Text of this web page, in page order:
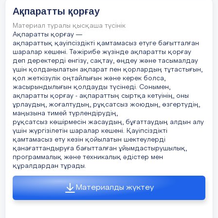
топография және басқа ғылымдарға
С- деңгей
8. «Қазіргі Қазақстандағы авторлық
зерттеу жүргізіңіз. Зерттеу нәтижесін
жасанды интеллектіні пайдалану)
8 -тапсырманы мұғалім жеке
ЖИ-ді пайдаланған кезде оның
заңнамасына толық сәйкес келе
3 минут
5. “Басқа біреудің видеосын
6. “Ашық дереккөзден ақпарат алып,
→заңды
7.« Фильмді пираттық сайттан жүктеу
→заңсыз
8.Біреудің жұмысын көшіріп, өзіңнің
заңсыз
миут, 8 тапсырмаға 16 минут)
Activity. Жауап Авторлық құқық дегеніміз - иесіне
идеяларды немесе идея негізінде жасаған жұмыс
нәтижесіне айрықша құқық беретін құжат.
Мысалы: кітаптар, веб-сайттар, логотиптер, өнер
туындылары, жарнамалар, өнер және мүсін,
фотосуреттер, суреттер, графикалық
дизайндарға барлығына авторлық құқық алуға
болады. Патент - бұл өнертапқышқа жасалған
өнертабысына немесе зияткерлік туындыға
белгілі бір мерзімге берілетін ерекше мүліктік
құқық.
5 слайд
1-тапсырма Қолтаңба мен сандық қолтаңба
арасындағы айырмашылықтар мен ұқсастықтарды
талқылаңыз. ұқсастықтар айырмашылықтар
қолтаңба сандық қолтаңба
6 слайд
Топтық жұмыс. ЭЦҚ процесінде хэшинг пен
шифрлаудың рөлін зерттеңіз: хэштеу, ашық және
жеке кілттер 2-тапсырма 1)Топта зерттеу
жұмыстары. 2)Постер жасау. ЭЦҚ- ның
Ақпаратты қорғау
Материал туралы қысқаша түсінік
Ақпаратты қорғау —
ақпараттық қауіпсіздікті қамтамасыз етуге бағытталған
шаралар кешені. Тәжірибе жүзінде ақпаратты қорғау
деп деректерді енгізу, сақтау, өңдеу және тасымалдау
үшін қолданылатын ақпарат пен қорлардың тұтастығын,
қол жеткізулік оңтайлығын және керек болса,
жасырындылығын қолдауды түсінеді. Сонымен,
ақпаратты қорғау - ақпараттың сыртқа кетуінің, оны
ұрлаудың, жоғалтудың, рұқсатсыз жоюдың, өзгертудің,
маңызына тимей түрлендірудің,
рұқсатсыз көшірмесін жасаудың, бұғаттаудың алдын алу
үшін жүргізілетін шаралар кешені. Қауіпсіздікті
қамтамасыз ету кезін қойылатын шектеулерді
қанағаттандыруға бағытталған ұйымдастырушылық,
программалық және техникалық әдістер мен
құралдардан тұрады.
Материалды жүктеу